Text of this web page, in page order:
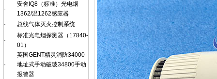
·
安舍IQ8（标准）光电烟
1362/温1262感应器
·
总线气体灭火控制系统
·
标准光电烟探测器（17840-
01）
·
英国GENT精灵消防34000
地址式手动破玻34800手动
报警器